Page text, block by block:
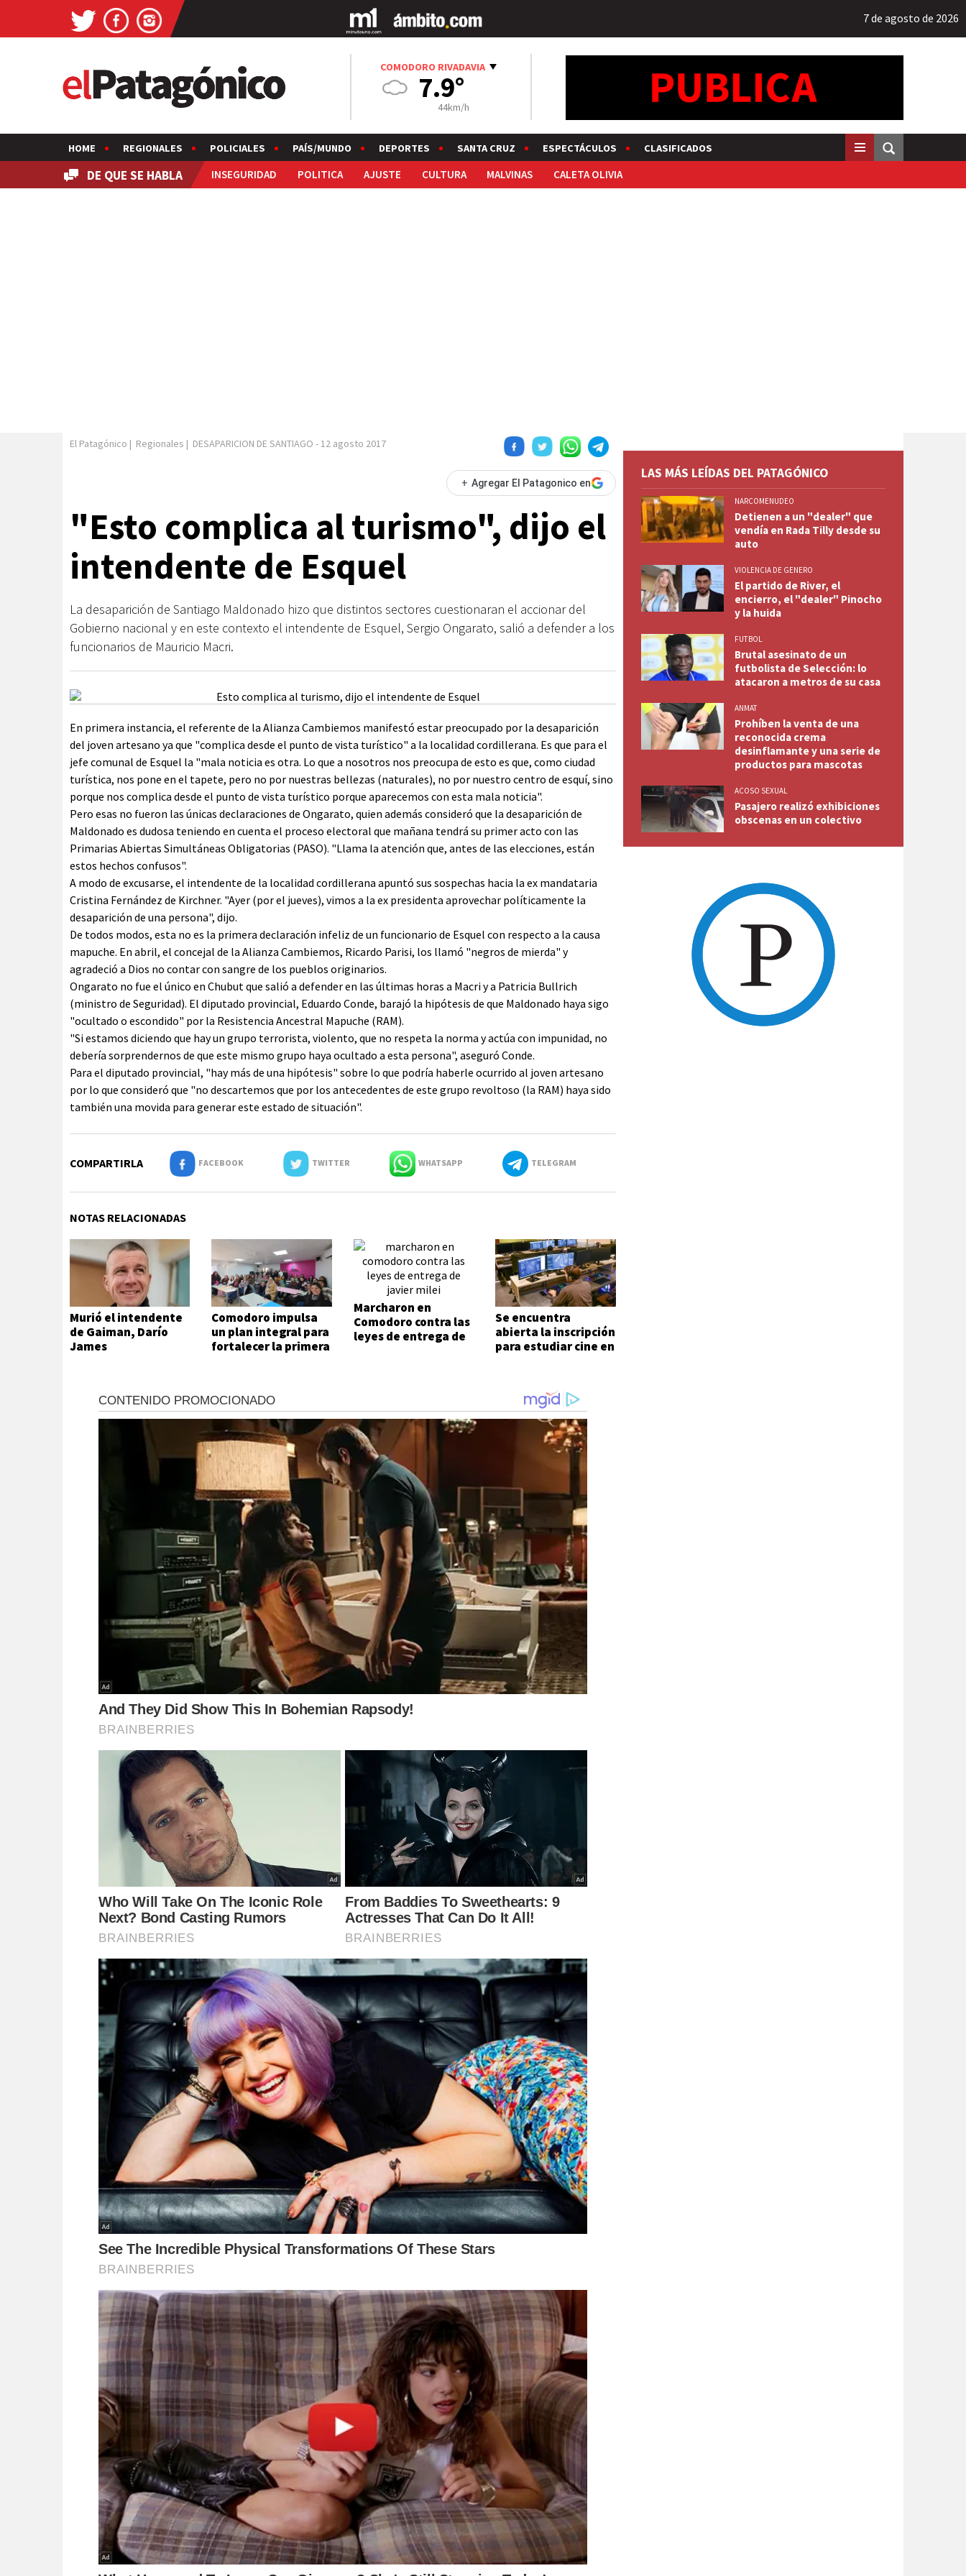
7 de agosto de 2026
COMODORO RIVADAVIA
7.9°
44km/h
HOME REGIONALES POLICIALES PAÍS/MUNDO DEPORTES SANTA CRUZ ESPECTÁCULOS CLASIFICADOS
DE QUE SE HABLA INSEGURIDAD POLITICA AJUSTE CULTURA MALVINAS CALETA OLIVIA
El Patagónico | Regionales | DESAPARICION DE SANTIAGO - 12 agosto 2017
+ Agregar El Patagonico en
"Esto complica al turismo", dijo el
intendente de Esquel
La desaparición de Santiago Maldonado hizo que distintos sectores cuestionaran el accionar del
Gobierno nacional y en este contexto el intendente de Esquel, Sergio Ongarato, salió a defender a los
funcionarios de Mauricio Macri.
En primera instancia, el referente de la Alianza Cambiemos manifestó estar preocupado por la desaparición
del joven artesano ya que "complica desde el punto de vista turístico" a la localidad cordillerana. Es que para el
jefe comunal de Esquel la "mala noticia es otra. Lo que a nosotros nos preocupa de esto es que, como ciudad
turística, nos pone en el tapete, pero no por nuestras bellezas (naturales), no por nuestro centro de esquí, sino
porque nos complica desde el punto de vista turístico porque aparecemos con esta mala noticia".
Pero esas no fueron las únicas declaraciones de Ongarato, quien además consideró que la desaparición de
Maldonado es dudosa teniendo en cuenta el proceso electoral que mañana tendrá su primer acto con las
Primarias Abiertas Simultáneas Obligatorias (PASO). "Llama la atención que, antes de las elecciones, están
estos hechos confusos".
A modo de excusarse, el intendente de la localidad cordillerana apuntó sus sospechas hacia la ex mandataria
Cristina Fernández de Kirchner. "Ayer (por el jueves), vimos a la ex presidenta aprovechar políticamente la
desaparición de una persona", dijo.
De todos modos, esta no es la primera declaración infeliz de un funcionario de Esquel con respecto a la causa
mapuche. En abril, el concejal de la Alianza Cambiemos, Ricardo Parisi, los llamó "negros de mierda" y
agradeció a Dios no contar con sangre de los pueblos originarios.
Ongarato no fue el único en Chubut que salió a defender en las últimas horas a Macri y a Patricia Bullrich
(ministro de Seguridad). El diputado provincial, Eduardo Conde, barajó la hipótesis de que Maldonado haya sigo
"ocultado o escondido" por la Resistencia Ancestral Mapuche (RAM).
"Si estamos diciendo que hay un grupo terrorista, violento, que no respeta la norma y actúa con impunidad, no
debería sorprendernos de que este mismo grupo haya ocultado a esta persona", aseguró Conde.
Para el diputado provincial, "hay más de una hipótesis" sobre lo que podría haberle ocurrido al joven artesano
por lo que consideró que "no descartemos que por los antecedentes de este grupo revoltoso (la RAM) haya sido
también una movida para generar este estado de situación".
COMPARTIRLA FACEBOOK TWITTER WHATSAPP TELEGRAM
NOTAS RELACIONADAS
Murió el intendente
de Gaiman, Darío
James
Comodoro impulsa
un plan integral para
fortalecer la primera
Marcharon en
Comodoro contra las
leyes de entrega de
Se encuentra
abierta la inscripción
para estudiar cine en
LAS MÁS LEÍDAS DEL PATAGÓNICO
NARCOMENUDEO
Detienen a un "dealer" que
vendía en Rada Tilly desde su
auto
VIOLENCIA DE GENERO
El partido de River, el
encierro, el "dealer" Pinocho
y la huida
FUTBOL
Brutal asesinato de un
futbolista de Selección: lo
atacaron a metros de su casa
ANMAT
Prohíben la venta de una
reconocida crema
desinflamante y una serie de
productos para mascotas
ACOSO SEXUAL
Pasajero realizó exhibiciones
obscenas en un colectivo